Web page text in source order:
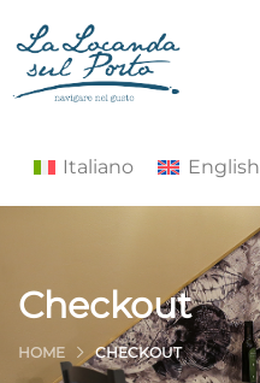
Italiano English
Checkout
HOME CHECKOUT